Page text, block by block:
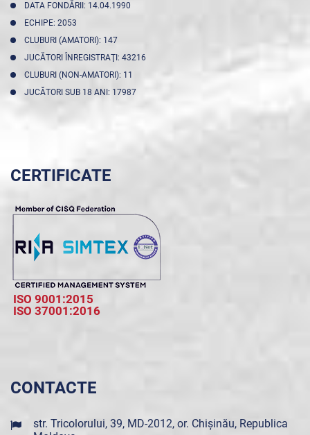
DATA FONDĂRII: 14.04.1990
ECHIPE: 2053
CLUBURI (AMATORI): 147
JUCĂTORI ÎNREGISTRAŢI: 43216
CLUBURI (NON-AMATORI): 11
JUCĂTORI SUB 18 ANI: 17987
CERTIFICATE
ISO 9001:2015
ISO 37001:2016
CONTACTE
str. Tricolorului, 39, MD-2012, or. Chișinău, Republica